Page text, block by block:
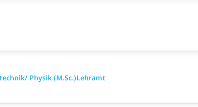
Physik (M.Sc.)Lehramt